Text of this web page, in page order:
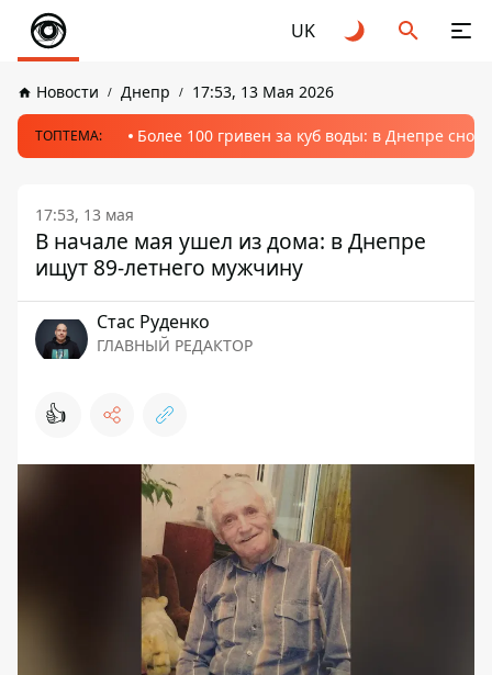
UK
Новости Днепр 17:53, 13 Мая 2026
ТОПТЕМА: Более 100 гривен за куб воды: в Днепре
17:53, 13 мая
В начале мая ушел из дома: в Днепре
ищут 89-летнего мужчину
Стаc Руденко
ГЛАВНЫЙ РЕДАКТОР
👍